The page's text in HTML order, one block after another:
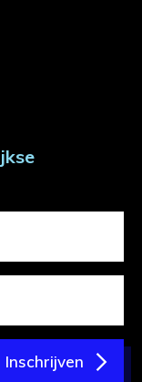
Inschrijven